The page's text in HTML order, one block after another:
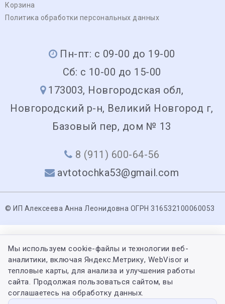
Корзина
Политика обработки персональных данных
Пн-пт: с 09-00 до 19-00
Сб: с 10-00 до 15-00
173003, Новгородская обл,
Новгородский р-н, Великий Новгород г,
Базовый пер, дом № 13
8 (911) 600-64-56
avtotochka53@gmail.com
© ИП Алексеева Анна Леонидовна ОГРН 316532100060053
Мы используем cookie-файлы и технологии веб-
аналитики, включая Яндекс.Метрику, WebVisor и
тепловые карты, для анализа и улучшения работы
сайта. Продолжая пользоваться сайтом, вы
соглашаетесь на обработку данных.